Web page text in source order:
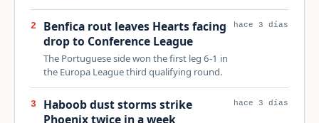
2
Benfica rout leaves Hearts facing
drop to Conference League
The Portuguese side won the first leg 6-1 in
the Europa League third qualifying round.
hace 3 días
3
Haboob dust storms strike
Phoenix twice in a week
hace 3 días